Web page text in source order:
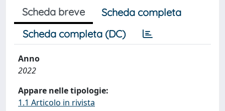
Scheda breve
Scheda completa
Scheda completa (DC)
Anno
2022
Appare nelle tipologie:
1.1 Articolo in rivista